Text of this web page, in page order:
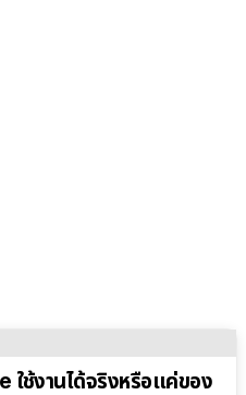
ใช้งานได้จริงหรือแค่ของ